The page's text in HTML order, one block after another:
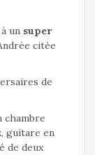
un super
citée
de
chambre
guitare en
de deux